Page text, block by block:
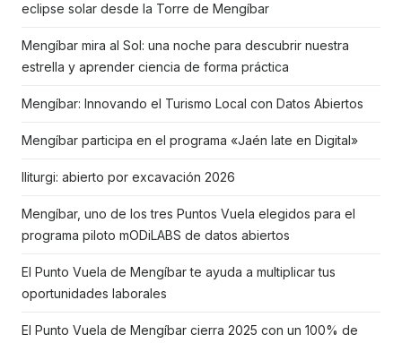
eclipse solar desde la Torre de Mengíbar
Mengíbar mira al Sol: una noche para descubrir nuestra
estrella y aprender ciencia de forma práctica
Mengíbar: Innovando el Turismo Local con Datos Abiertos
Mengíbar participa en el programa «Jaén late en Digital»
Iliturgi: abierto por excavación 2026
Mengíbar, uno de los tres Puntos Vuela elegidos para el
programa piloto mODiLABS de datos abiertos
El Punto Vuela de Mengíbar te ayuda a multiplicar tus
oportunidades laborales
El Punto Vuela de Mengíbar cierra 2025 con un 100% de